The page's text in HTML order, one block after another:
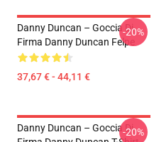
Danny Duncan – Goccia Di
Firma Danny Duncan Felpe
37,67 € - 44,11 €
-20%
Danny Duncan – Goccia Di-20%